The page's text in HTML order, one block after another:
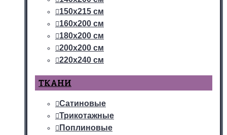
150х215 см
160х200 см
180х200 см
200х200 см
220х240 см
ТКАНИ
Сатиновые
Трикотажные
Поплиновые